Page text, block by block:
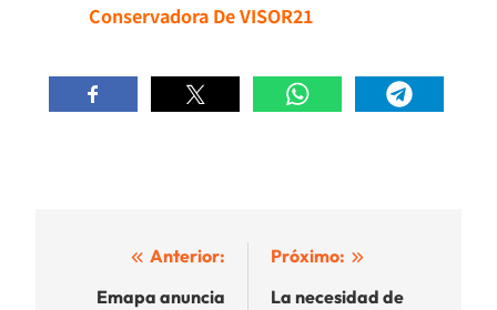
Conservadora De VISOR21
Navegación
Anterior:
Emapa anuncia
Próximo:
La necesidad de